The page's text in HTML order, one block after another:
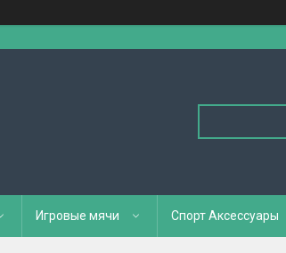
Игровые мячи Спорт Аксессуары